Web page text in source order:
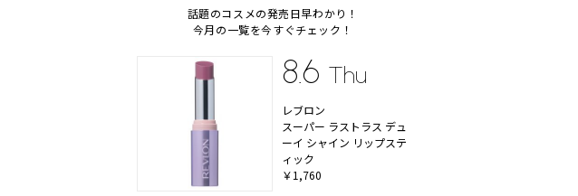
話題のコスメの発売日早わかり！
今月の一覧を今すぐチェック！
8.6 Thu
レブロン
スーパー ラストラス デュ
ーイ シャイン リップステ
ィック
￥1,760